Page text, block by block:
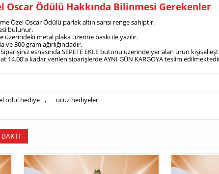
Oscar Ödülü Hakkında Bilinmesi Gerekenler
Özel Oscar Ödülü parlak altın sarısı renge sahiptir.
bulunur.
üzerindeki metal plaka üzerine baskı ile yazılır.
300 gram ağırlığındadır.
esnasında SEPETE EKLE butonu üzerinde yer alan ürün
14.00'a kadar verilen siparişlerde AYNI GÜN KARGOYA teslim
ödül hediye , ucuz hediyeler